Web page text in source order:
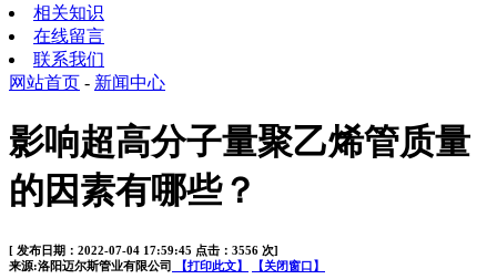
相关知识
在线留言
联系我们
网站首页 - 新闻中心
影响超高分子量聚乙烯管质量
的因素有哪些？
[ 发布日期：2022-07-04 17:59:45 点击：3556 次]
来源:洛阳迈尔斯管业有限公司
【打印此文】 【关闭窗口】